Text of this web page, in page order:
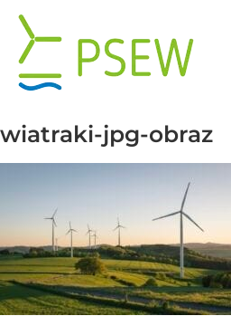
Skip
content
wiatraki-jpg-obraz